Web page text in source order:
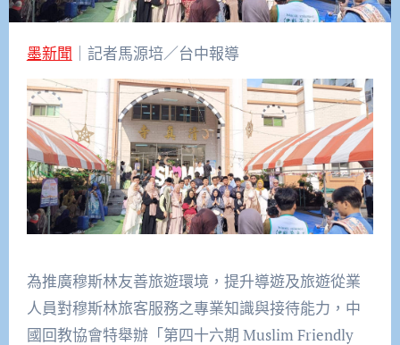
墨新聞 ｜記者馬源培／台中報導
為推廣穆斯林友善旅遊環境， 提升導遊及旅遊從業
人員對穆斯林旅客服務之專業知識與接待能力， 中
國回教協會特舉辦「第四十六期 Muslim Friendly